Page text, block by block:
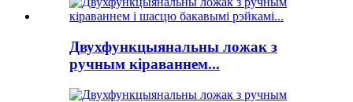
Двухфункцыянальны ложак з
ручным кіраваннем...